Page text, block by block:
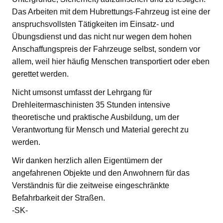
Das Arbeiten mit dem Hubrettungs-Fahrzeug ist eine der
anspruchsvollsten Tätigkeiten im Einsatz- und
Übungsdienst und das nicht nur wegen dem hohen
Anschaffungspreis der Fahrzeuge selbst, sondern vor
allem, weil hier häufig Menschen transportiert oder eben
gerettet werden.
Nicht umsonst umfasst der Lehrgang für
Drehleitermaschinisten 35 Stunden intensive
theoretische und praktische Ausbildung, um der
Verantwortung für Mensch und Material gerecht zu
werden.
Wir danken herzlich allen Eigentümern der
angefahrenen Objekte und den Anwohnern für das
Verständnis für die zeitweise eingeschränkte
Befahrbarkeit der Straßen.
-SK-